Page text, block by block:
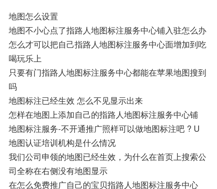
地图怎么设置
地图不小心点了指路人地图标注服务中心铺入驻怎么办
怎么才可以把自己指路人地图标注服务中心面增加到吃
喝玩乐上
只要有门指路人地图标注服务中心都能在苹果地图搜到
吗
地图标注已经生效 怎么不见显示出来
怎样在地图上添加自己的指路人地图标注服务中心铺
地图标注服务-不开通推广照样可以做地图标注吧 ? U
地图认证培训机构是什么情况
我们公司申领的地图已经生效，为什么在首页上搜索公
司全称在右侧没有地图显示
在怎么免费推广自己的宝贝指路人地图标注服务中心